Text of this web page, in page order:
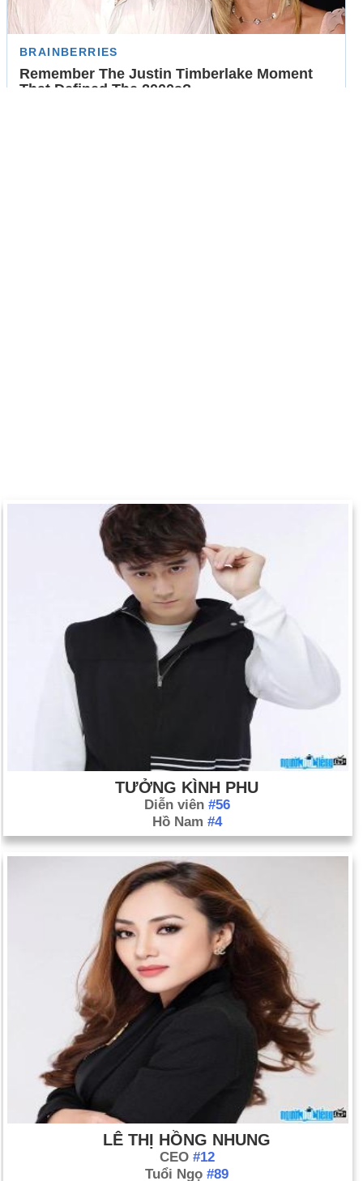
TƯỞNG KÌNH PHU
Diễn viên #56
Hồ Nam #4
LÊ THỊ HỒNG NHUNG
CEO #12
Tuổi Ngọ #89